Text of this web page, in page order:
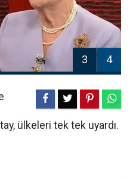
3 4
ülkeleri tek tek uyardı.